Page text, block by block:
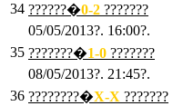
34 ??????�0-2 ???????
05/05/2013?. 16:00?.
35 ???????�1-0 ???????
08/05/2013?. 21:45?.
36 ????????�X-X ???????